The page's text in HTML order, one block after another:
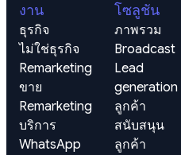
งาน
ธุรกิจ
ไม่ใช่ธุรกิจ
Remarketing
ขาย
Remarketing
บริการ
WhatsApp
โซลูชัน
ภาพรวม
Broadcast
Lead
generation
ลูกค้า
สนับสนุน
ลูกค้า